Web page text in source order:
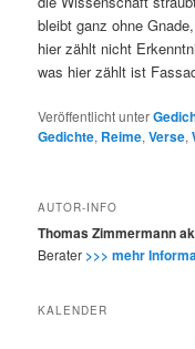
bleibt ganz ohne Gnade,
hier zählt nicht
was hier zählt ist
Veröffentlicht unter
Gedichte, Reime,Verse,
AUTOR-INFO
Thomas Zimmermann
Berater >>> mehr
KALENDER